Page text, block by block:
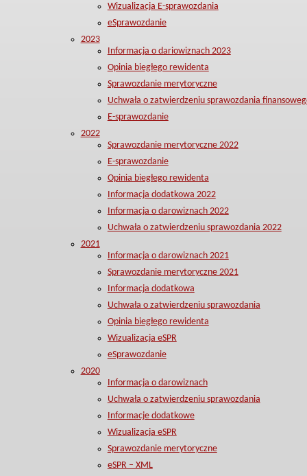
Wizualizacja E-sprawozdania
eSprawozdanie
2023
Informacja o dariowiznach 2023
Opinia biegłego rewidenta
Sprawozdanie merytoryczne
Uchwała o zatwierdzeniu sprawozdania
E-sprawozdanie
2022
Sprawozdanie merytoryczne 2022
E-sprawozdanie
Opinia biegłego rewidenta
Informacja dodatkowa 2022
Informacja o darowiznach 2022
Uchwała o zatwierdzeniu sprawozdania 2022
2021
Informacja o darowiznach 2021
Sprawozdanie merytoryczne 2021
Informacja dodatkowa
Uchwała o zatwierdzeniu sprawozdania
Opinia biegłego rewidenta
Wizualizacja eSPR
eSprawozdanie
2020
Informacja o darowiznach
Uchwała o zatwierdzeniu sprawozdania
Informacje dodatkowe
Wizualizacja eSPR
Sprawozdanie merytoryczne
eSPR – XML